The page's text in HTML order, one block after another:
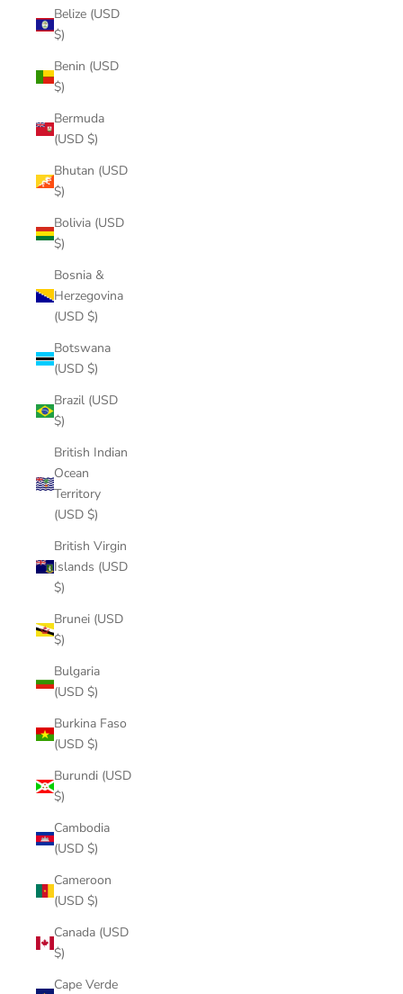
Belize (USD
$)
Benin (USD
$)
Bermuda
(USD $)
Bhutan (USD
$)
Bolivia (USD
$)
Bosnia &
Herzegovina
(USD $)
Botswana
(USD $)
Brazil (USD
$)
British Indian
Ocean
Territory
(USD $)
British Virgin
Islands (USD
$)
Brunei (USD
$)
Bulgaria
(USD $)
Burkina Faso
(USD $)
Burundi (USD
$)
Cambodia
(USD $)
Cameroon
(USD $)
Canada (USD
$)
Cape Verde